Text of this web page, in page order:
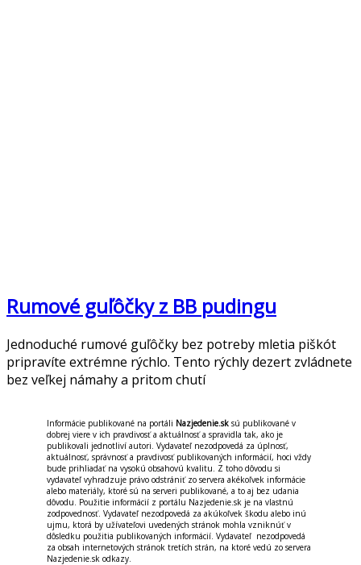
Rumové guľôčky z BB pudingu
Jednoduché rumové guľôčky bez potreby mletia piškót
pripravíte extrémne rýchlo. Tento rýchly dezert zvládnete
bez veľkej námahy a pritom chutí
Informácie publikované na portáli Nazjedenie.sk sú publikované v
dobrej viere v ich pravdivosť a aktuálnosť a spravidla tak, ako je
publikovali jednotliví autori. Vydavateľ nezodpovedá za úplnosť,
aktuálnosť, správnosť a pravdivosť publikovaných informácií, hoci vždy
bude prihliadať na vysokú obsahovú kvalitu. Z toho dôvodu si
vydavateľ vyhradzuje právo odstrániť zo servera akékoľvek informácie
alebo materiály, ktoré sú na serveri publikované, a to aj bez udania
dôvodu. Použitie informácií z portálu Nazjedenie.sk je na vlastnú
zodpovednosť. Vydavateľ nezodpovedá za akúkoľvek škodu alebo inú
ujmu, ktorá by užívateľovi uvedených stránok mohla vzniknúť v
dôsledku použitia publikovaných informácií. Vydavateľ nezodpovedá
za obsah internetových stránok tretích strán, na ktoré vedú zo servera
Nazjedenie.sk odkazy.